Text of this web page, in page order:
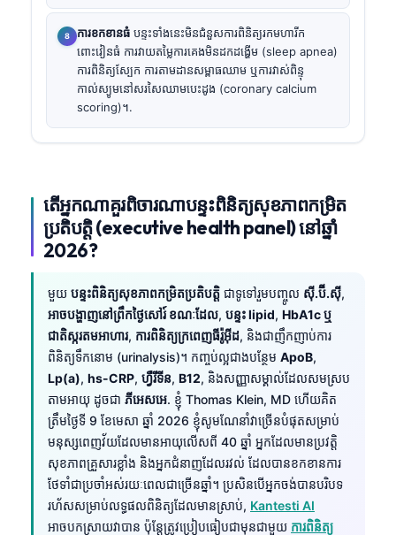
ការខកខានធំ បន្ទះទាំងនេះមិនជំនួសការពិនិត្យរកមហារីក
ពោះវៀនធំ ការវាយតម្លៃការគេងមិនដកដង្ហើម (sleep apnea)
ការពិនិត្យស្បែក ការតាមដានសម្ពាធឈាម ឬការវាស់ពិន្ទុ
កាល់ស្យូមនៅសរសៃឈាមបេះដូង (coronary calcium
scoring)។.
តើអ្នកណាគួរពិចារណាបន្ទះពិនិត្យសុខភាពកម្រិត
ប្រតិបត្តិ (executive health panel) នៅឆ្នាំ
2026?
មួយ បន្ទះពិនិត្យសុខភាពកម្រិតប្រតិបត្តិ ជាទូទៅរួមបញ្ចូល ស៊ី.ប៊ី.ស៊ី,
អាចបង្ហាញនៅព្រឹកថ្ងៃសៅរ៍ ខណៈដែល, បន្ទះ lipid, HbA1c ឬ
ជាតិស្ករតមអាហារ, ការពិនិត្យក្រពេញធីរ៉ូអ៊ីដ, និងជាញឹកញាប់ការ
ពិនិត្យទឹកនោម (urinalysis)។ កញ្ចប់ល្អជាងបន្ថែម ApoB,
Lp(a), hs-CRP, ហ្វឺរីទីន, B12, និងសញ្ញាសម្គាល់ដែលសមស្រប
តាមអាយុ ដូចជា ភីអេសអេ. ខ្ញុំ Thomas Klein, MD ហើយគិត
ត្រឹមថ្ងៃទី 9 ខែមេសា ឆ្នាំ 2026 ខ្ញុំសូមណែនាំវាច្រើនបំផុតសម្រាប់
មនុស្សពេញវ័យដែលមានអាយុលើសពី 40 ឆ្នាំ អ្នកដែលមានប្រវត្តិ
សុខភាពគ្រួសារខ្លាំង និងអ្នកជំនាញដែលរវល់ ដែលបានខកខានការ
ថែទាំជាប្រចាំអស់រយៈពេលជាច្រើនឆ្នាំ។ ប្រសិនបើអ្នកចង់បានបរិបទ
រហ័សសម្រាប់លទ្ធផលពិនិត្យដែលមានស្រាប់, Kantesti AI
អាចបកស្រាយវាបាន ប៉ុន្តែត្រូវប្រៀបធៀបជាមុនជាមួយ ការពិនិត្យ